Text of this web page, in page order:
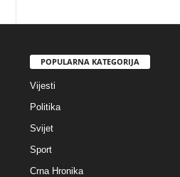
POPULARNA KATEGORIJA
Vijesti
Politika
Svijet
Sport
Crna Hronika